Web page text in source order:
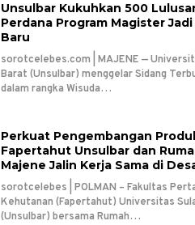
Unsulbar Kukuhkan 500
Perdana Program Magister
Baru
sorotcelebes.com | MAJENE —
Barat (Unsulbar) menggelar Sidang
dalam rangka Wisuda…
Perkuat Pengembangan
Fapertahut Unsulbar dan
Majene Jalin Kerja Sama di
sorotcelebes | POLMAN – Fakultas
Kehutanan (Fapertahut) Universitas
(Unsulbar) bersama Rumah…